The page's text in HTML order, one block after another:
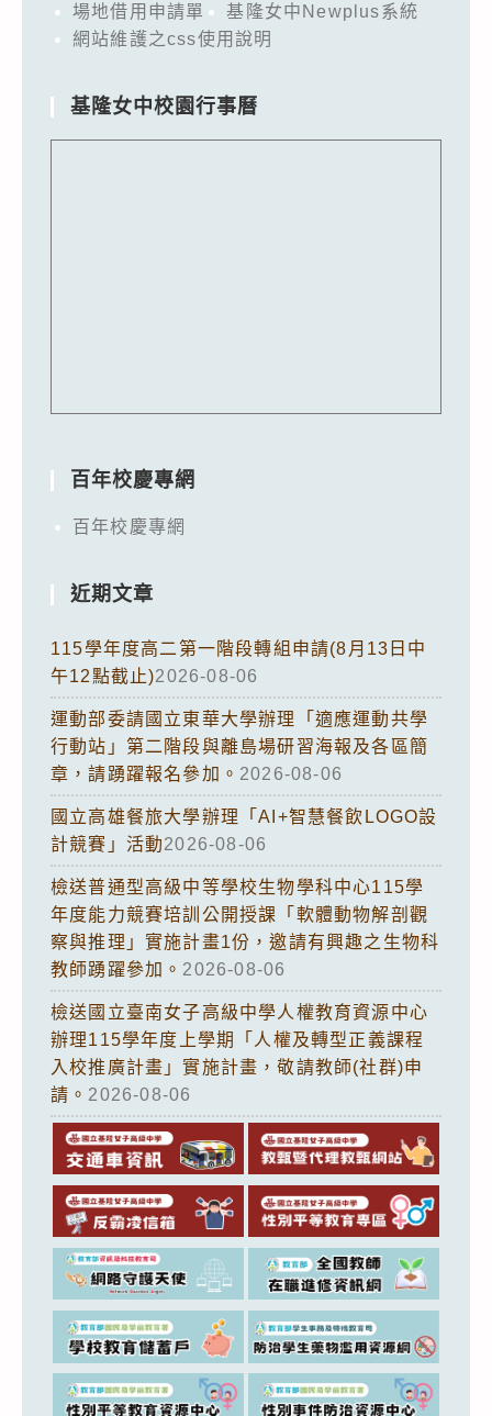
場地借用申請單
基隆女中Newplus系統
網站維護之css使用說明
基隆女中校園行事曆
百年校慶專網
百年校慶專網
近期文章
115學年度高二第一階段轉組申請(8月13日中
午12點截止)2026-08-06
運動部委請國立東華大學辦理「適應運動共學
行動站」第二階段與離島場研習海報及各區簡
章，請踴躍報名參加。 2026-08-06
國立高雄餐旅大學辦理「AI+智慧餐飲LOGO設
計競賽」活動2026-08-06
檢送普通型高級中等學校生物學科中心115學
年度能力競賽培訓公開授課「軟體動物解剖觀
察與推理」實施計畫1份，邀請有興趣之生物科
教師踴躍參加。 2026-08-06
檢送國立臺南女子高級中學人權教育資源中心
辦理115學年度上學期「人權及轉型正義課程
入校推廣計畫」實施計畫，敬請教師(社群)申
請。 2026-08-06